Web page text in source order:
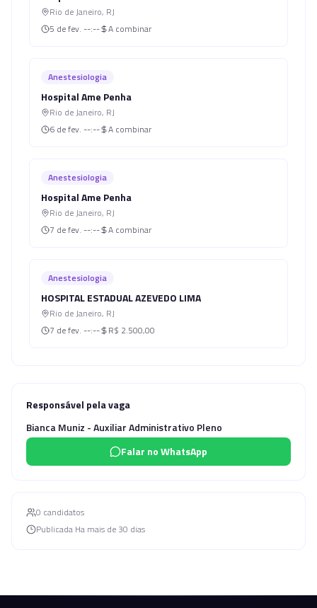
Rio de Janeiro, RJ
5 de fev. --:-- A combinar
Anestesiologia
Hospital Ame Penha
Rio de Janeiro, RJ
6 de fev. --:-- A combinar
Anestesiologia
Hospital Ame Penha
Rio de Janeiro, RJ
7 de fev. --:-- A combinar
Anestesiologia
HOSPITAL ESTADUAL AZEVEDO LIMA
Rio de Janeiro, RJ
7 de fev. --:-- R$ 2.500,00
Responsável pela vaga
Bianca Muniz - Auxiliar Administrativo Pleno
Falar no WhatsApp
0 candidatos
Publicada Ha mais de 30 dias